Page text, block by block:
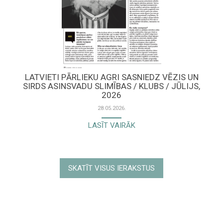
LATVIETI PĀRLIEKU AGRI SASNIEDZ VĒZIS UN
SIRDS ASINSVADU SLIMĪBAS / KLUBS / JŪLIJS,
2026
28.05.2026.
LASĪT VAIRĀK
SKATĪT VISUS IERAKSTUS